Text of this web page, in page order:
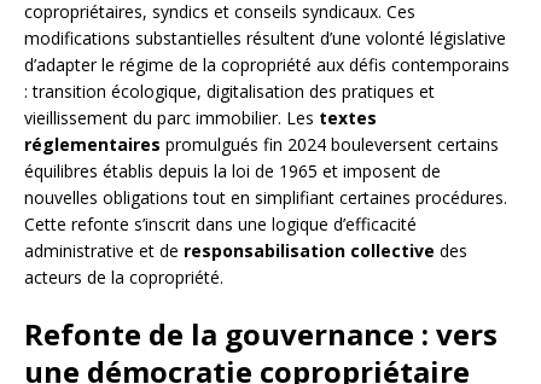
copropriétaires, syndics et conseils syndicaux. Ces
modifications substantielles résultent d’une volonté législative
d’adapter le régime de la copropriété aux défis contemporains
: transition écologique, digitalisation des pratiques et
vieillissement du parc immobilier. Les textes
réglementaires promulgués fin 2024 bouleversent certains
équilibres établis depuis la loi de 1965 et imposent de
nouvelles obligations tout en simplifiant certaines procédures.
Cette refonte s’inscrit dans une logique d’efficacité
administrative et de responsabilisation collective des
acteurs de la copropriété.
Refonte de la gouvernance : vers
une démocratie copropriétaire